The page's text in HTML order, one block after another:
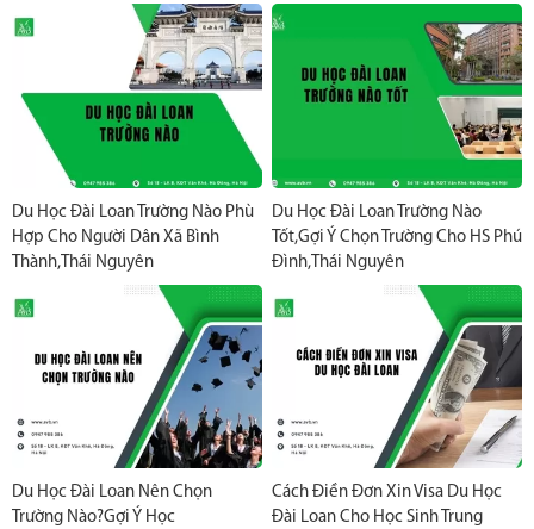
Du Học Đài Loan Trường Nào Phù
Hợp Cho Người Dân Xã Bình
Thành,Thái Nguyên
Du Học Đài Loan Trường Nào
Tốt,Gợi Ý Chọn Trường Cho HS Phú
Đình,Thái Nguyên
Du Học Đài Loan Nên Chọn
Trường Nào?Gợi Ý Học
Cách Điền Đơn Xin Visa Du Học
Đài Loan Cho Học Sinh Trung